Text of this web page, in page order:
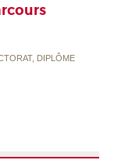
DIPLÔME